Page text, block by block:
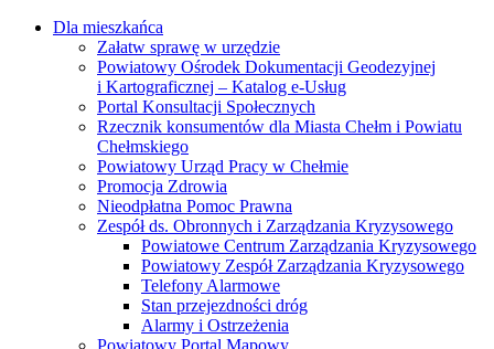
Dla mieszkańca
Załatw sprawę w urzędzie
Powiatowy Ośrodek Dokumentacji Geodezyjnej
i Kartograficznej – Katalog e-Usług
Portal Konsultacji Społecznych
Rzecznik konsumentów dla Miasta Chełm i Powiatu
Chełmskiego
Powiatowy Urząd Pracy w Chełmie
Promocja Zdrowia
Nieodpłatna Pomoc Prawna
Zespół ds. Obronnych i Zarządzania Kryzysowego
Powiatowe Centrum Zarządzania Kryzysowego
Powiatowy Zespół Zarządzania Kryzysowego
Telefony Alarmowe
Stan przejezdności dróg
Alarmy i Ostrzeżenia
Powiatowy Portal Mapowy